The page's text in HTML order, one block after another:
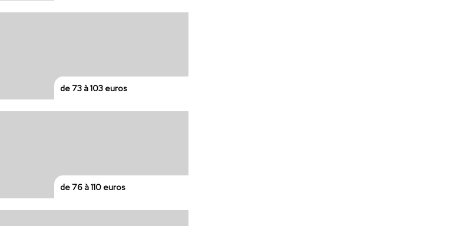
de 73 à 103 euros
de 76 à 110 euros